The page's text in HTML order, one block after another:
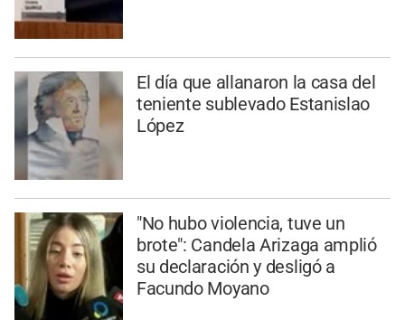
El día que allanaron la casa del
teniente sublevado Estanislao
López
"No hubo violencia, tuve un
brote": Candela Arizaga amplió
su declaración y desligó a
Facundo Moyano